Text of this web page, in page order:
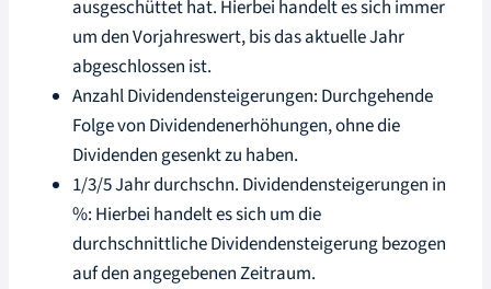
ausgeschüttet hat. Hierbei handelt es sich immer
um den Vorjahreswert, bis das aktuelle Jahr
abgeschlossen ist.
Anzahl Dividendensteigerungen: Durchgehende
Folge von Dividendenerhöhungen, ohne die
Dividenden gesenkt zu haben.
1/3/5 Jahr durchschn. Dividendensteigerungen in
%: Hierbei handelt es sich um die
durchschnittliche Dividendensteigerung bezogen
auf den angegebenen Zeitraum.